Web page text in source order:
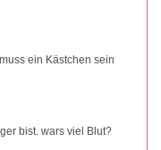
ein Kästchen sein
bist. wars viel Blut?